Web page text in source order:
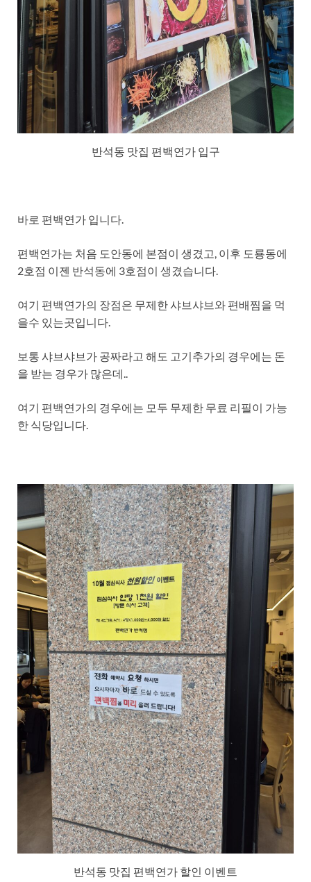
반석동 맛집 편백연가 입구
바로 편백연가 입니다.
편백연가는 처음 도안동에 본점이 생겼고, 이후 도룡동에
2호점 이젠 반석동에 3호점이 생겼습니다.
여기 편백연가의 장점은 무제한 샤브샤브와 편배찜을 먹
을수 있는곳입니다.
보통 샤브샤브가 공짜라고 해도 고기추가의 경우에는 돈
을 받는 경우가 많은데..
여기 편백연가의 경우에는 모두 무제한 무료 리필이 가능
한 식당입니다.
반석동 맛집 편백연가 할인 이벤트